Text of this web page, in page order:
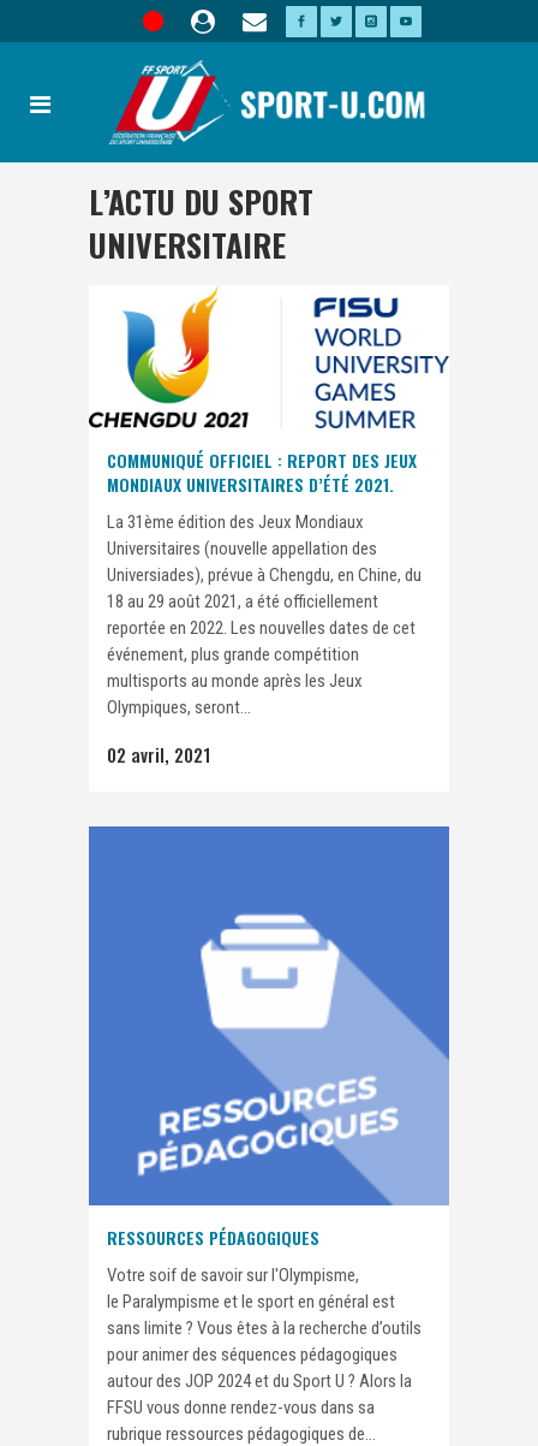
L’ACTU DU SPORT
UNIVERSITAIRE
COMMUNIQUÉ OFFICIEL : REPORT DES JEUX
MONDIAUX UNIVERSITAIRES D’ÉTÉ 2021.
La 31ème édition des Jeux Mondiaux
Universitaires (nouvelle appellation des
Universiades), prévue à Chengdu, en Chine, du
18 au 29 août 2021, a été officiellement
reportée en 2022. Les nouvelles dates de cet
événement, plus grande compétition
multisports au monde après les Jeux
Olympiques, seront...
02 avril, 2021
RESSOURCES PÉDAGOGIQUES
Votre soif de savoir sur l'Olympisme,
le Paralympisme et le sport en général est
sans limite ? Vous êtes à la recherche d’outils
pour animer des séquences pédagogiques
autour des JOP 2024 et du Sport U ? Alors la
FFSU vous donne rendez-vous dans sa
rubrique ressources pédagogiques de...